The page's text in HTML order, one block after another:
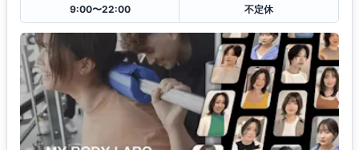
9:00〜22:00
不定休